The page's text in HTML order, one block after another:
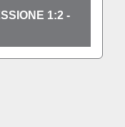
1:2 -